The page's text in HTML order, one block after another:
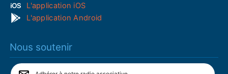
L'application iOS
L'application Android
Nous soutenir